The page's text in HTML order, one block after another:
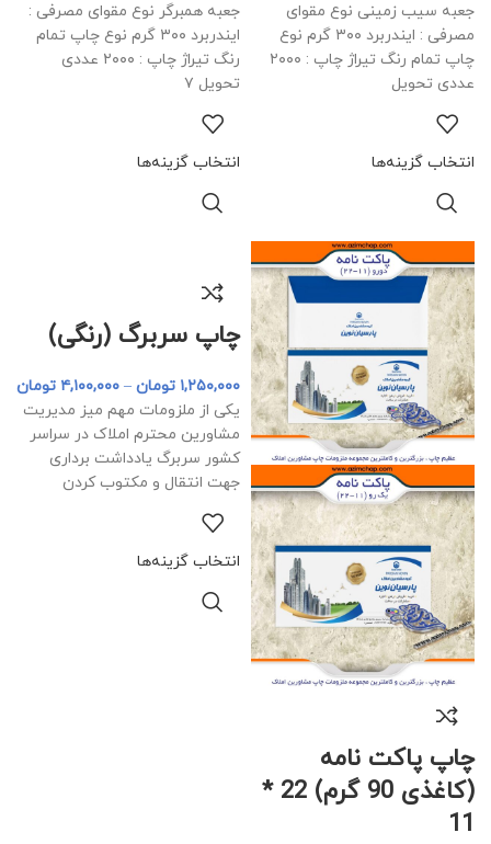
جعبه سیب زمینی نوع مقوای
مصرفی : ایندربرد ۳۰۰ گرم نوع
چاپ تمام رنگ تیراژ چاپ : ۲۰۰۰
عددی تحویل
انتخاب گزینه‌ها
جعبه همبرگر نوع مقوای مصرفی :
ایندربرد ۳۰۰ گرم نوع چاپ تمام
رنگ تیراژ چاپ : ۲۰۰۰ عددی
تحویل ۷
انتخاب گزینه‌ها
چاپ پاکت نامه
(کاغذی 90 گرم) 22 *
11
چاپ سربرگ (رنگی)
۱,۲۵۰,۰۰۰ تومان – ۴,۱۰۰,۰۰۰ تومان
یکی از ملزومات مهم میز مدیریت
مشاورین محترم املاک در سراسر
کشور سربرگ یادداشت برداری
جهت انتقال و مکتوب کردن
انتخاب گزینه‌ها